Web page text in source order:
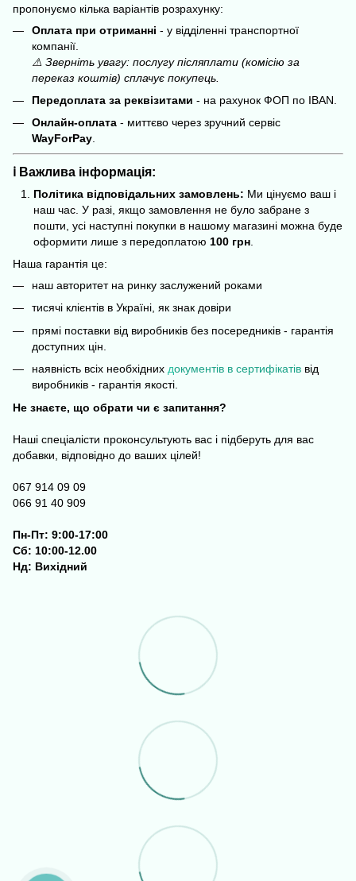
пропонуємо кілька варіантів розрахунку:
Оплата при отриманні - у відділенні транспортної
компанії.
⚠️ Зверніть увагу: послугу післяплати (комісію за
переказ коштів) сплачує покупець.
Передоплата за реквізитами - на рахунок ФОП по IBAN.
Онлайн-оплата - миттєво через зручний сервіс
WayForPay.
ℹ️ Важлива інформація:
Політика відповідальних замовлень: Ми цінуємо ваш і
наш час. У разі, якщо замовлення не було забране з
пошти, усі наступні покупки в нашому магазині можна буде
оформити лише з передоплатою 100 грн
Наша гарантія це:
наш авторитет на ринку заслужений роками
тисячі клієнтів в Україні, як знак довіри
прямі поставки від виробників без посередників - гарантія
доступних цін.
наявність всіх необхідних документів в сертифікатів від
виробників - гарантія якості.
Не знаєте, що обрати чи є запитання?
Наші спеціалісти проконсультують вас і підберуть для вас
добавки, відповідно до ваших цілей!
067 914 09 09
066 91 40 909
Пн-Пт: 9:00-17:00
Сб: 10:00-12.00
Нд: Вихідний